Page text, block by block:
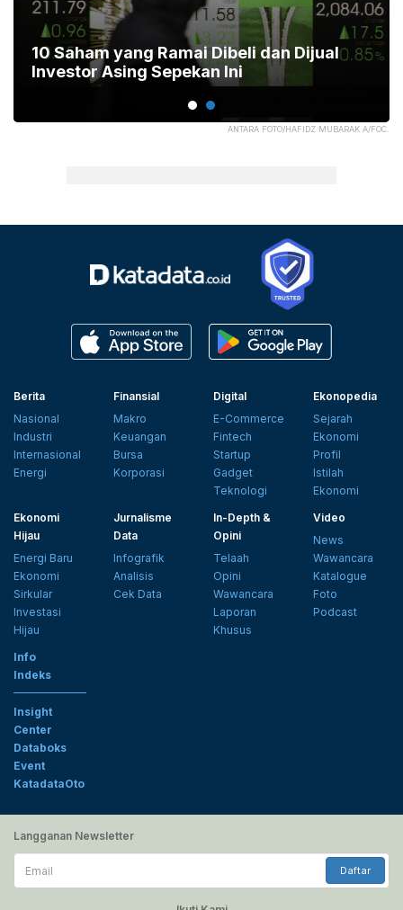
ANTARA FOTO/HAFIDZ MUBARAK A/FOC.
10 Saham yang Ramai Dibeli dan Dijual
Investor Asing Sepekan Ini
Berita
Nasional
Industri
Internasional
Energi
Finansial
Makro
Keuangan
Bursa
Korporasi
Digital
E-Commerce
Fintech
Startup
Gadget
Teknologi
Ekonopedia
Sejarah
Ekonomi
Profil
Istilah
Ekonomi
Ekonomi
Hijau
Energi Baru
Ekonomi
Sirkular
Investasi
Hijau
Jurnalisme
Data
Infografik
Analisis
Cek Data
In-Depth &
Opini
Telaah
Opini
Wawancara
Laporan
Khusus
Video
News
Wawancara
Katalogue
Foto
Podcast
Info
Indeks
Insight
Center
Databoks
Event
KatadataOto
Langganan Newsletter
Email
Daftar